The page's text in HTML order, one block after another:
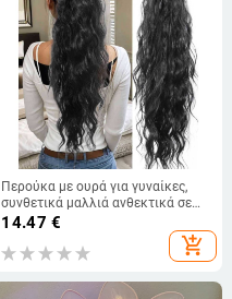
Περούκα με ουρά για γυναίκες,
συνθετικά μαλλιά ανθεκτικά σε
υψηλές θερμοκρασίες, μοντέλο
Py541, τεχνολογία επεξεργασίας
μηχανισμού
14.47 €
add_shopping_cart